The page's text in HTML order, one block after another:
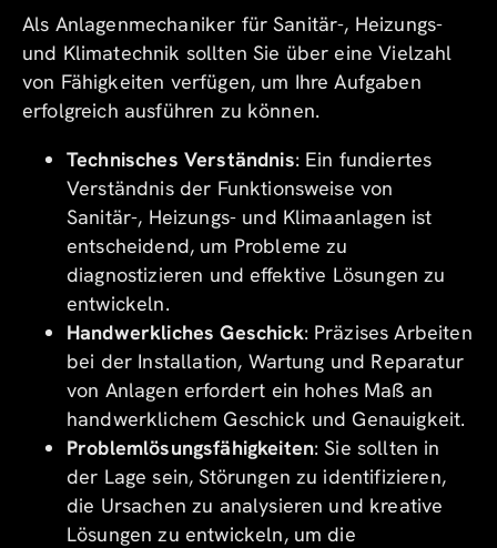
Als Anlagenmechaniker für Sanitär-, Heizungs-
und Klimatechnik sollten Sie über eine Vielzahl
von Fähigkeiten verfügen, um Ihre Aufgaben
erfolgreich ausführen zu können.
Technisches Verständnis: Ein fundiertes
Verständnis der Funktionsweise von
Sanitär-, Heizungs- und Klimaanlagen ist
entscheidend, um Probleme zu
diagnostizieren und effektive Lösungen zu
entwickeln.
Handwerkliches Geschick: Präzises Arbeiten
bei der Installation, Wartung und Reparatur
von Anlagen erfordert ein hohes Maß an
handwerklichem Geschick und Genauigkeit.
Problemlösungsfähigkeiten: Sie sollten in
der Lage sein, Störungen zu identifizieren,
die Ursachen zu analysieren und kreative
Lösungen zu entwickeln, um die